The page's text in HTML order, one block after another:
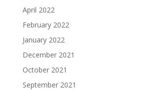
April 2022
February 2022
January 2022
December 2021
October 2021
September 2021